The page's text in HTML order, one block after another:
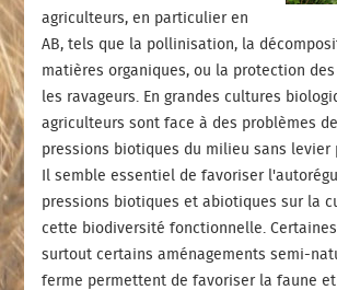
agriculteurs, en particulier en
AB, tels que la pollinisation, la
matières organiques, ou la protection
les ravageurs. En grandes cultures
agriculteurs sont face à des problèmes
pressions biotiques du milieu sans levier
Il semble essentiel de favoriser
pressions biotiques et abiotiques sur la
cette biodiversité fonctionnelle.
surtout certains aménagements semi-
ferme permettent de favoriser la faune